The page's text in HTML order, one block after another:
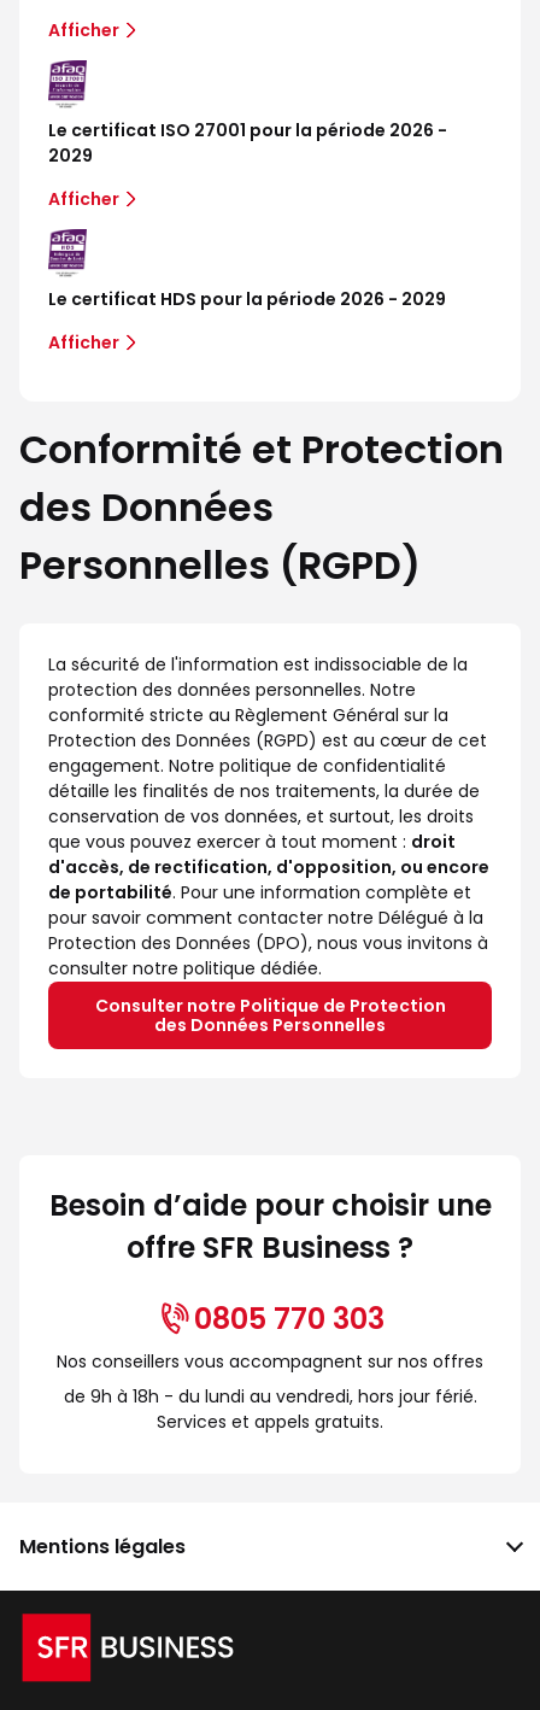
Afficher
Le certificat ISO 27001 pour la période 2026 -
2029
Afficher
Le certificat HDS pour la période 2026 - 2029
Afficher
Conformité et Protection
des Données
Personnelles (RGPD)
La sécurité de l'information est indissociable de la
protection des données personnelles. Notre
conformité stricte au Règlement Général sur la
Protection des Données (RGPD) est au cœur de cet
engagement. Notre politique de confidentialité
détaille les finalités de nos traitements, la durée de
conservation de vos données, et surtout, les droits
que vous pouvez exercer à tout moment : droit
d'accès, de rectification, d'opposition, ou encore
de portabilité. Pour une information complète et
pour savoir comment contacter notre Délégué à la
Protection des Données (DPO), nous vous invitons à
consulter notre politique dédiée.
Consulter notre Politique de Protection
des Données Personnelles
Besoin d’aide pour choisir une
offre SFR Business ?
0805 770 303
Nos conseillers vous accompagnent sur nos offres
de 9h à 18h - du lundi au vendredi, hors jour férié.
Services et appels gratuits.
Mentions légales